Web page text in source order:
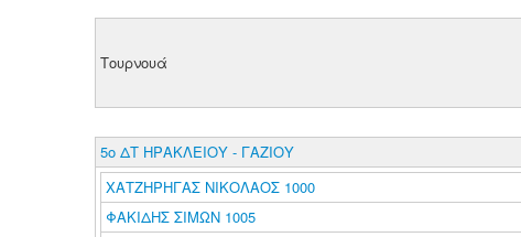
Τουρνουά
5ο ΔΤ ΗΡΑΚΛΕΙΟΥ - ΓΑΖΙΟΥ
ΧΑΤΖΗΡΗΓΑΣ ΝΙΚΟΛΑΟΣ 1000
ΦΑΚΙΔΗΣ ΣΙΜΩΝ 1005